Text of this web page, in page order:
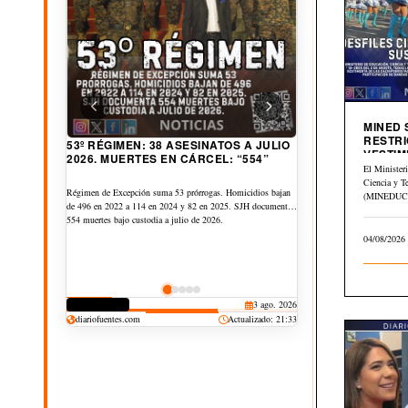
53º RÉGIMEN: 38 ASESINATOS A JULIO
2026. MUERTES EN CÁRCEL: “554”
Régimen de Excepción suma 53 prórrogas. Homicidios bajan
de 496 en 2022 a 114 en 2024 y 82 en 2025. SJH documenta
554 muertes bajo custodia a julio de 2026.
CORRUPCIÓN
3 ago. 2026
DERECHOS
30 jul. 2026
CULTURA 25 jul. 2026
JUDICIAL 20 jul. 2026
DEPORTES 19 jul. 2026
diariofuentes.com Actualizado: 21:33
MINED
El
Ciencia y
04/08/2026